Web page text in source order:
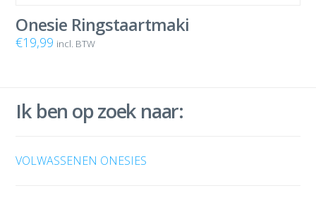
uit 5
Onesie Ringstaartmaki
€19,99 incl. BTW
Ik ben op zoek naar:
VOLWASSENEN ONESIES